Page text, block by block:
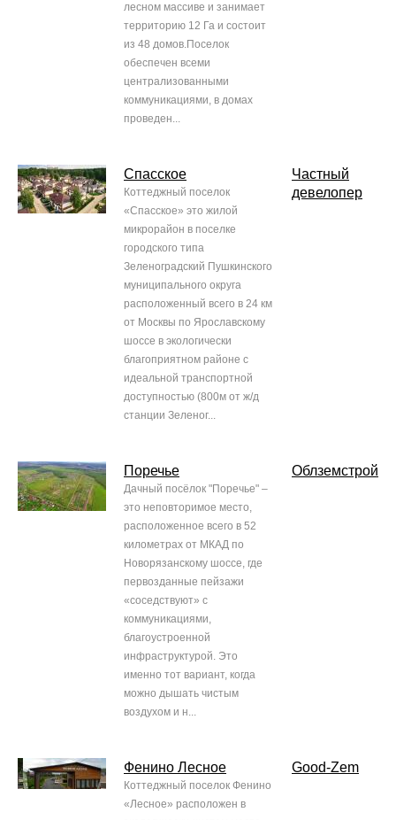
лесном массиве и занимает
территорию 12 Га и состоит
из 48 домов.Поселок
обеспечен всеми
централизованными
коммуникациями, в домах
проведен...
Спасское
Коттеджный поселок
«Спасское» это жилой
микрорайон в поселке
городского типа
Зеленоградский Пушкинского
муниципального округа
расположенный всего в 24 км
от Москвы по Ярославскому
шоссе в экологически
благоприятном районе с
идеальной транспортной
доступностью (800м от ж/д
станции Зеленог...
Частный
девелопер
Поречье
Дачный посёлок "Поречье" –
это неповторимое место,
расположенное всего в 52
километрах от МКАД по
Новорязанскому шоссе, где
первозданные пейзажи
«соседствуют» с
коммуникациями,
благоустроенной
инфраструктурой. Это
именно тот вариант, когда
можно дышать чистым
воздухом и н...
Облземстрой
Фенино Лесное
Коттеджный поселок Фенино
«Лесное» расположен в
Good-Zem